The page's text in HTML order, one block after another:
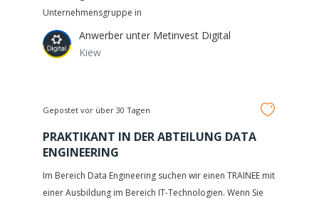
Unternehmensgruppe in
Anwerber unter Metinvest Digital
Kiew
Gepostet vor über 30 Tagen
PRAKTIKANT IN DER ABTEILUNG DATA
ENGINEERING
Im Bereich Data Engineering suchen wir einen TRAINEE mit
einer Ausbildung im Bereich IT-Technologien. Wenn Sie